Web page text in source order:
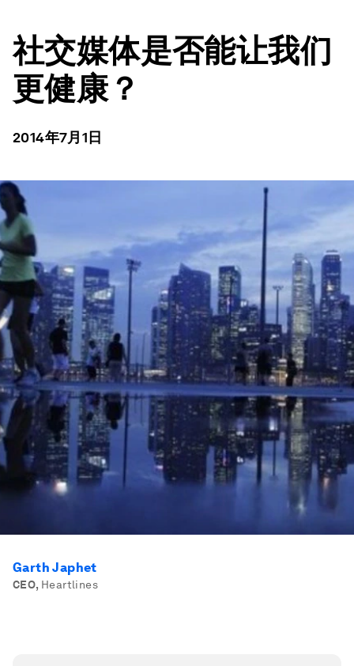
社交媒体是否能让我们
更健康？
2014年7月1日
Garth Japhet
CEO, Heartlines